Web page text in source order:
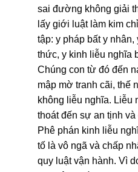
sai đường không giải
lấy giới luật làm kim
tập: y pháp bất y
thức, y kinh liễu nghĩa
Chúng con từ đó đến
mập mờ tranh cãi, thế
không liễu nghĩa. Liễu
thoát đến sự an tịnh
Phê phán kinh liễu
tố là vô ngã và chấp
quy luật vận hành. Vì